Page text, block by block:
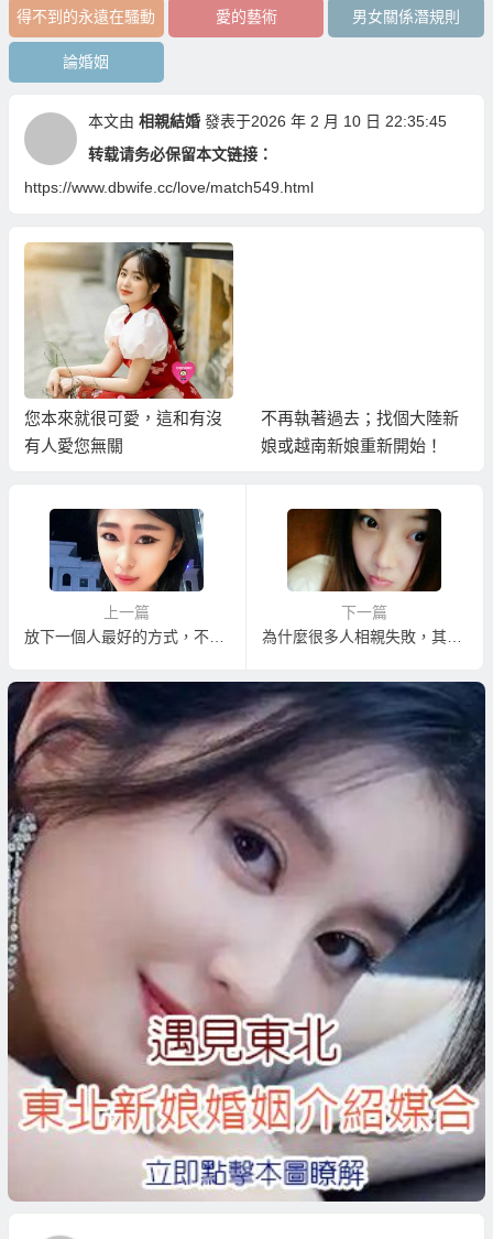
得不到的永遠在騷動 愛的藝術 男女關係潛規則
論婚姻
本文由 相親結婚 發表于2026 年 2 月 10 日 22:35:45
转载请务必保留本文链接：
https://www.dbwife.cc/love/match549.html
您本來就很可愛，這和有沒
有人愛您無關
不再執著過去；找個大陸新
娘或越南新娘重新開始！
上一篇
放下一個人最好的方式，不是斷捨離，而是兩件事..
下一篇
為什麼很多人相親失敗，其實不是因為條件不好？